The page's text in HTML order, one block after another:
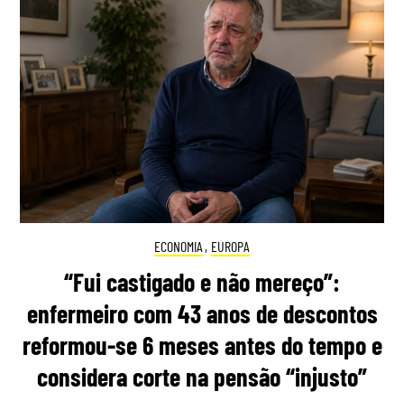
ECONOMIA , EUROPA
“Fui castigado e não mereço”:
enfermeiro com 43 anos de descontos
reformou-se 6 meses antes do tempo e
considera corte na pensão “injusto”